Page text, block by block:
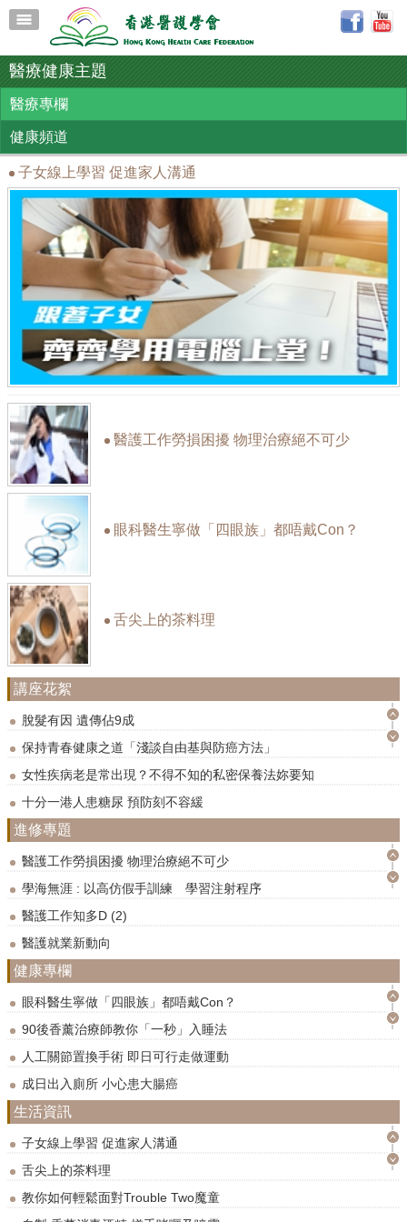
醫療健康主題
醫療專欄
健康頻道
子女線上學習 促進家人溝通
醫護工作勞損困擾 物理治療絕不可少
眼科醫生寧做「四眼族」都唔戴Con？
舌尖上的茶料理
講座花絮
脫髮有因 遺傳佔9成
保持青春健康之道「淺談自由基與防癌方法」
女性疾病老是常出現？不得不知的私密保養法妳要知
十分一港人患糖尿 預防刻不容緩
秋冬轉季鼻敏感來襲 中西醫紓緩不適有妙法
長者認知障礙不可逆 食得有「營」延緩腦退化
冠心病死亡率高 及早認識膽固醇之好與壞
壓瘡預防治療要趁早 照顧患者少煩惱
產前產後媽媽護理 — 懷孕期常見不適與併發症及坐月進補食療
心腦血管疾病患病初期難偵測 及早診斷和治療刻不容緩
壓瘡問題難治癒 營養飲食不可少
專科醫生、營養學家為育嬰從業員解讀黃疸、濕疹、敏感性哮喘常見初生嬰兒問題
「如何預防骨質疏鬆？ 骨骼健康與飲食營養」
忽視腸道瘜肉 隨時患上大腸癌
做個健康媽媽——學習產後護理及痛症保健法
認識常見眼睛疾病之成因及護眼保健法
關節問題可大可小 鹿筋固本培元防筋骨勞損
中醫常見癌症治療及營養食療分享講座 第二場 免費講座
進修專題
醫護工作勞損困擾 物理治療絕不可少
學海無涯 : 以高仿假手訓練 學習注射程序
醫護工作知多D (2)
醫護就業新動向
醫護行業的另一選擇 由復康做起
政府大量投放資源 安老服務入行最佳時機
學海無涯 : 助護課程 勁受 DSE畢業生歡迎
醫護界搶人潮支援人員亦吃香 — 東方日報
香港人口老化問題嚴重 安老政策成重要議題
醫護工作知多D
優生優育市場龐大 捉緊時機將興趣變成工作
安老服務業持續人手短缺•香港醫護學會招聘日
護士供應捉襟見肘•業界望引入新力軍
香港醫護學會課程畢業個案
健康專欄
眼科醫生寧做「四眼族」都唔戴Con？
90後香薰治療師教你「一秒」入睡法
人工關節置換手術 即日可行走做運動
成日出入廁所 小心患大腸癌
BB心型脷唔係CUTE 可能係「黐脷筋」
醫生教你急救「髮」術
營養師拆解「M到大晒」原因
皮膚中的不速之客黑色素瘤
生活資訊
子女線上學習 促進家人溝通
舌尖上的茶料理
教你如何輕鬆面對Trouble Two魔童